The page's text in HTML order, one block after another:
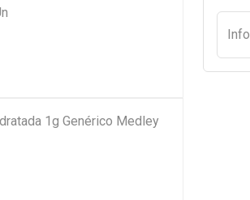
1g Genérico Medley